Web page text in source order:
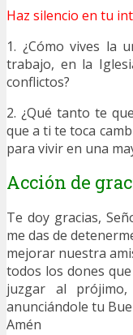
Haz silencio en tu
1. ¿Cómo vives la
trabajo, en la
conflictos?
2. ¿Qué tanto te
que a ti te toca
para vivir en una
Acción de
Te doy gracias,
me das de
mejorar nuestra
todos los dones
juzgar al
anunciándole tu
Amén